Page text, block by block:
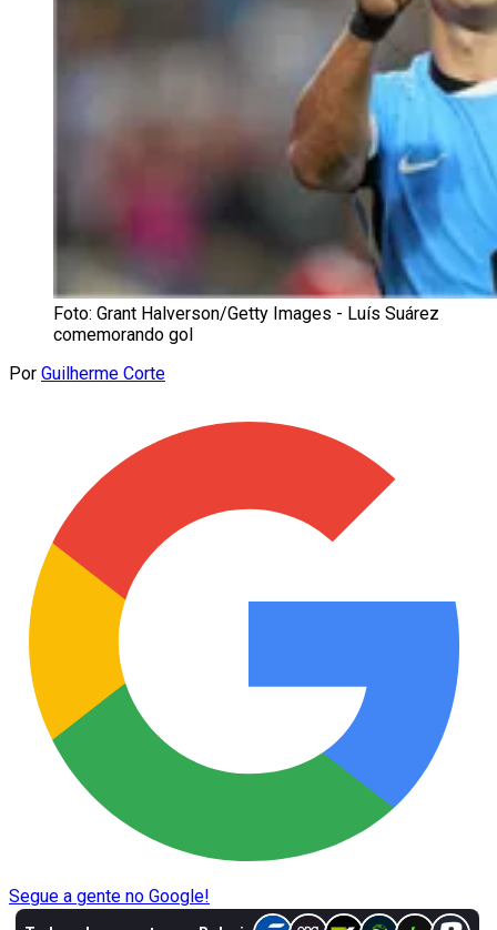
Foto: Grant Halverson/Getty Images - Luís Suárez
comemorando gol
Por Guilherme Corte
Segue a gente no Google!